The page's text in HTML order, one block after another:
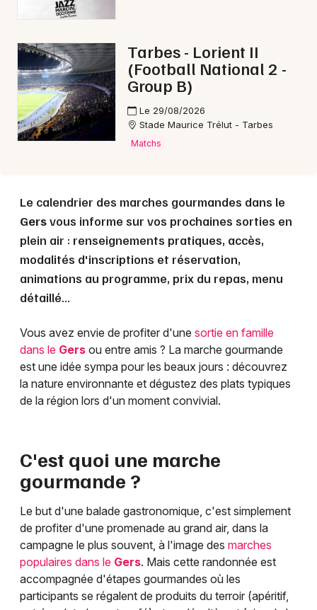
Mon email
Je m'abonne
Tarbes - Lorient II
(Football National 2 -
Group B)
Le 29/08/2026
Stade Maurice Trélut - Tarbes
Matchs
Le calendrier des marches gourmandes dans le
Gersvous informe sur vos prochaines sorties en
plein air : renseignements pratiques, accès,
modalités d'inscriptions et réservation,
animations au programme, prix du repas, menu
détaillé...
Vous avez envie de profiter d'une sortie en famille
dans le Gers ou entre amis ? La marche gourmande
est une idée sympa pour les beaux jours : découvrez
la nature environnante et dégustez des plats typiques
de la région lors d'un moment convivial.
C'est quoi une marche
gourmande ?
Le but d'une balade gastronomique, c'est simplement
de profiter d'une promenade au grand air, dans la
campagne le plus souvent, à l'image des marches
populaires dans le Gers. Mais cette randonnée est
accompagnée d'étapes gourmandes où les
participants se régalent de produits du terroir (apéritif,